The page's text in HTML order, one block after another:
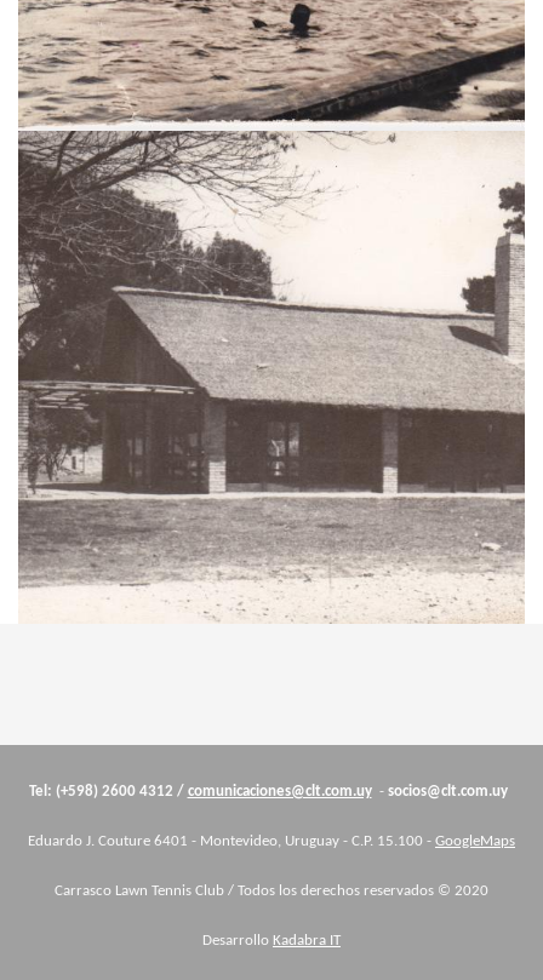
Cuerpo
Tel: (+598) 2600 4312 / comunicaciones@clt.com.uy- socios@clt.com.uy
Eduardo J. Couture 6401 - Montevideo, Uruguay - C.P. 15.100 - GoogleMaps
Carrasco Lawn Tennis Club / Todos los derechos reservados © 2020
Desarrollo Kadabra IT